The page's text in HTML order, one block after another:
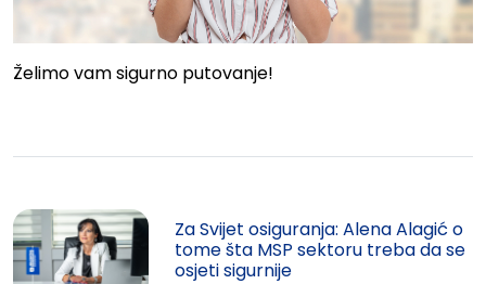
Želimo vam sigurno putovanje!
Za Svijet osiguranja: Alena Alagić o
tome šta MSP sektoru treba da se
osjeti sigurnije